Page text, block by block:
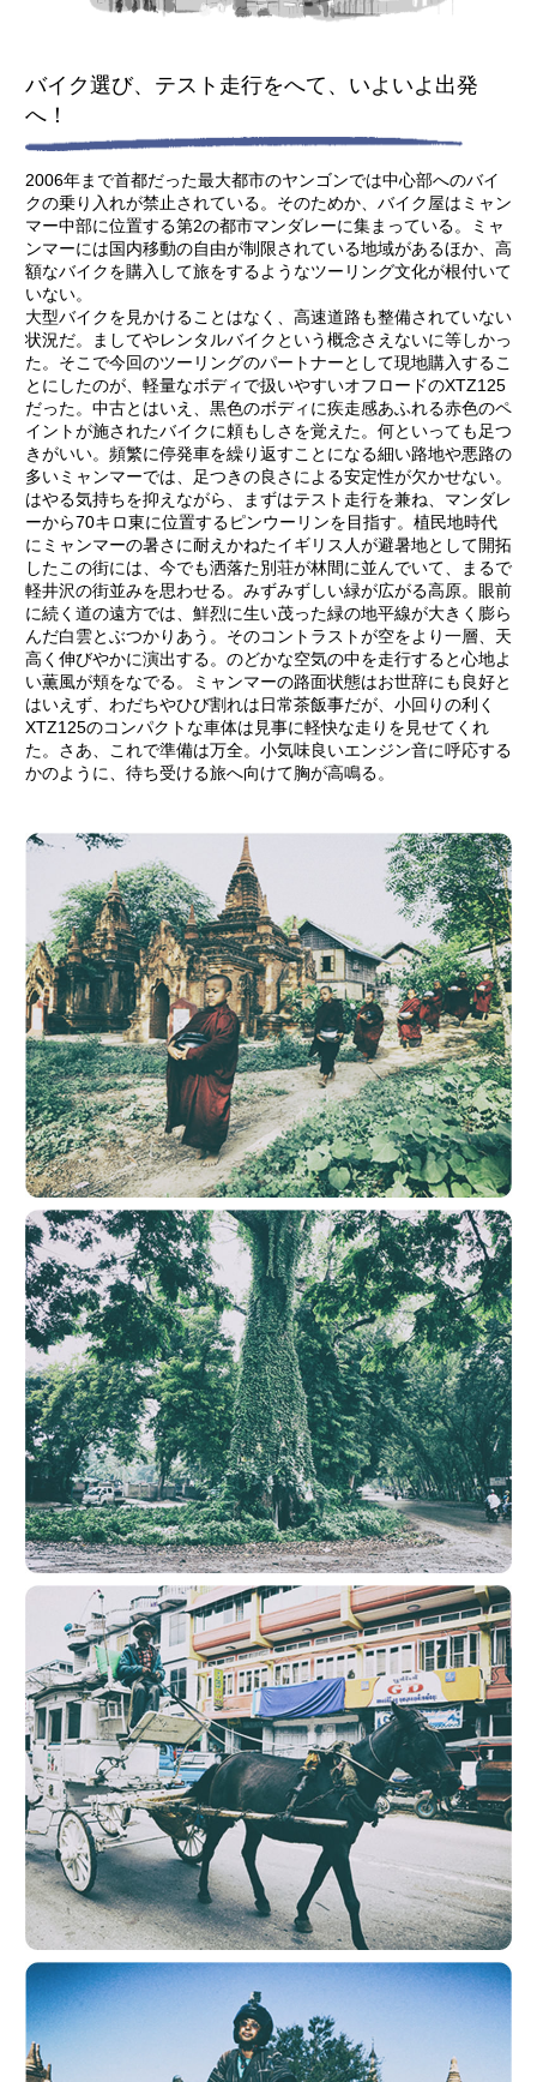
バイク選び、テスト走行をへて、いよいよ出発
へ！
2006年まで首都だった最大都市のヤンゴンでは中心部へのバイ
クの乗り入れが禁止されている。そのためか、バイク屋はミャン
マー中部に位置する第2の都市マンダレーに集まっている。ミャ
ンマーには国内移動の自由が制限されている地域があるほか、高
額なバイクを購入して旅をするようなツーリング文化が根付いて
いない。
大型バイクを見かけることはなく、高速道路も整備されていない
状況だ。ましてやレンタルバイクという概念さえないに等しかっ
た。そこで今回のツーリングのパートナーとして現地購入するこ
とにしたのが、軽量なボディで扱いやすいオフロードのXTZ125
だった。中古とはいえ、黒色のボディに疾走感あふれる赤色のペ
イントが施されたバイクに頼もしさを覚えた。何といっても足つ
きがいい。頻繁に停発車を繰り返すことになる細い路地や悪路の
多いミャンマーでは、足つきの良さによる安定性が欠かせない。
はやる気持ちを抑えながら、まずはテスト走行を兼ね、マンダレ
ーから70キロ東に位置するピンウーリンを目指す。植民地時代
にミャンマーの暑さに耐えかねたイギリス人が避暑地として開拓
したこの街には、今でも洒落た別荘が林間に並んでいて、まるで
軽井沢の街並みを思わせる。みずみずしい緑が広がる高原。眼前
に続く道の遠方では、鮮烈に生い茂った緑の地平線が大きく膨ら
んだ白雲とぶつかりあう。そのコントラストが空をより一層、天
高く伸びやかに演出する。のどかな空気の中を走行すると心地よ
い薫風が頬をなでる。ミャンマーの路面状態はお世辞にも良好と
はいえず、わだちやひび割れは日常茶飯事だが、小回りの利く
XTZ125のコンパクトな車体は見事に軽快な走りを見せてくれ
た。さあ、これで準備は万全。小気味良いエンジン音に呼応する
かのように、待ち受ける旅へ向けて胸が高鳴る。